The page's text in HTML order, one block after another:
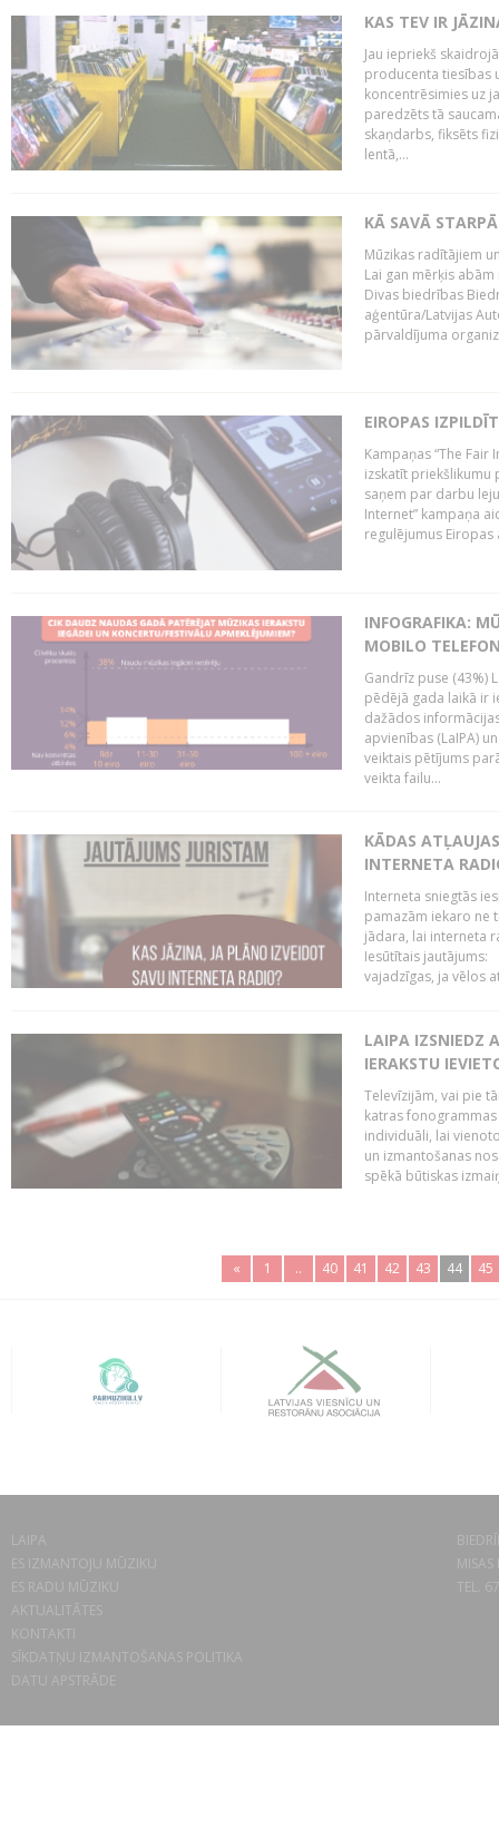
KAS TEV IR
Jau iepriekš
producenta tiesības
koncentrēsimies uz
paredzēts tā
skaņdarbs, fiksēts
lentā,...
KĀ SAVĀ
Mūzikas radītājiem
Lai gan mērķis
Divas biedrības
aģentūra/Latvijas
pārvaldījuma
EIROPAS
Kampaņas “The
izskatīt priekšlikumu
saņem par darbu
Internet” kampaņa
regulējumus
INFOGRAFIKA:
MOBILO
Gandrīz puse (43%)
pēdējā gada laikā ir
dažādos
apvienības (LaIPA)
veiktais pētījums
veikta failu...
KĀDAS
INTERNETA
Interneta sniegtās
pamazām iekaro ne
jādara, lai interneta
Iesūtītais jautājums:
vajadzīgas, ja vēlos
LAIPA IZSNIEDZ
IERAKSTU
Televīzijām, vai pie
katras
individuāli, lai
un izmantošanas
spēkā būtiskas
« 1 .. 40 41 42 43 44 45
LAIPA
ES IZMANTOJU MŪZIKU
ES RADU MŪZIKU
AKTUALITĀTES
KONTAKTI
SĪKDATŅU IZMANTOŠANAS POLITIKA
DATU APSTRĀDE
TEL.